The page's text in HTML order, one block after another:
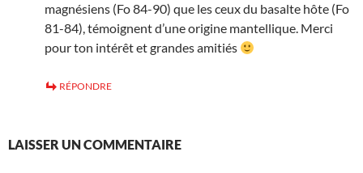
magnésiens (Fo 84-90) que les ceux du basalte hôte (Fo
81-84), témoignent d’une origine mantellique. Merci
pour ton intérêt et grandes amitiés
RÉPONDRE
LAISSER UN COMMENTAIRE